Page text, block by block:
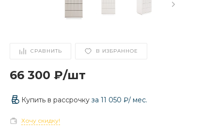
СРАВНИТЬ В ИЗБРАННОЕ
66 300 ₽/шт
Купить в рассрочку за 11 050 ₽/ мес.
Хочу скидку!